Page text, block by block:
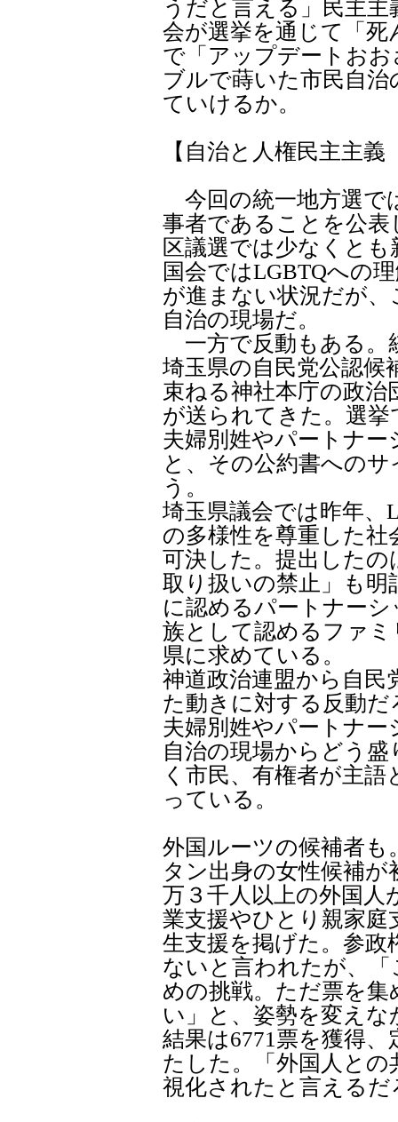
うだと言える」民主
会が選挙を通じて「死
で「アップデートお
ブルで蒔いた市民自
ていけるか。
【自治と人権民主主
今回の統一地方選で
事者であることを公
区議選では少なくと
国会ではLGBTQへの
が進まない状況だが
自治の現場だ。
一方で反動もある。
埼玉県の自民党公認候
束ねる神社本庁の政治
が送られてきた。選
夫婦別姓やパートナ
と、その公約書への
う。
埼玉県議会では昨年、
の多様性を尊重した
可決した。提出したの
取り扱いの禁止」も明
に認めるパートナー
族として認めるファ
県に求めている。
神道政治連盟から自民
た動きに対する反動
夫婦別姓やパートナ
自治の現場からどう
く市民、有権者が主
っている。
外国ルーツの候補者
タン出身の女性候補
万３千人以上の外国人
業支援やひとり親家
生支援を掲げた。参政
ないと言われたが、
めの挑戦。ただ票を
い」と、姿勢を変え
結果は6771票を獲得
たした。「外国人と
視化されたと言えるだ